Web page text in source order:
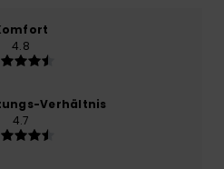
4.8
Verhältnis
4.7